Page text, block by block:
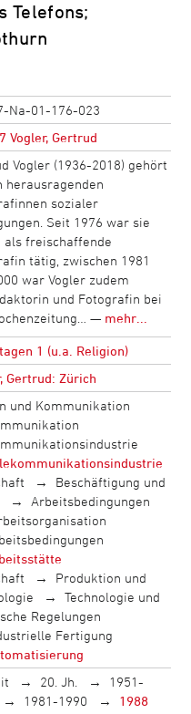
Telefons;
Na-01-176-023
Vogler, Gertrud
Vogler (1936-2018) gehört
herausragenden
sozialer
Seit 1976 war sie
als freischaffende
tätig, zwischen 1981
war Vogler zudem
und Fotografin bei
— mehr...
1 (u.a. Religion)
Gertrud: Zürich
und Kommunikation
Beschäftigung und
Arbeitsbedingungen
Produktion und
Technologie und
Regelungen
Fertigung
20. Jh.
1951-
1981-1990 1988